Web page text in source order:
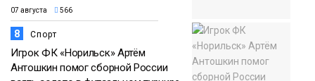
07 августа 566
8 Спорт
Игрок ФК «Норильск» Артём
Антошкин помог сборной России